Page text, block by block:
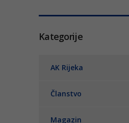
Kategorije
AK Rijeka
Članstvo
Magazin